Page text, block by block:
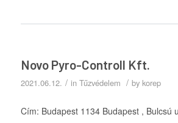
Novo Pyro-Controll Kft.
2021.06.12. / in Tűzvédelem / by korep
Cím: Budapest 1134 Budapest , Bulcsú